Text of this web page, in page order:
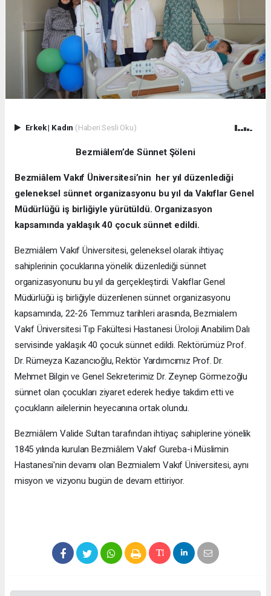
Erkek| Kadın (Haberi Sesli Oku)
Bezmiâlem’de Sünnet Şöleni
Bezmiâlem Vakıf Üniversitesi’nin her yıl düzenlediği
geleneksel sünnet organizasyonu bu yıl da Vakıflar Genel
Müdürlüğü iş birliğiyle yürütüldü. Organizasyon
kapsamında yaklaşık 40 çocuk sünnet edildi.
Bezmiâlem Vakıf Üniversitesi, geleneksel olarak ihtiyaç
sahiplerinin çocuklarına yönelik düzenlediği sünnet
organizasyonunu bu yıl da gerçekleştirdi. Vakıflar Genel
Müdürlüğü iş birliğiyle düzenlenen sünnet organizasyonu
kapsamında, 22-26 Temmuz tarihleri arasında, Bezmialem
Vakıf Üniversitesi Tıp Fakültesi Hastanesi Üroloji Anabilim Dalı
servisinde yaklaşık 40 çocuk sünnet edildi. Rektörümüz Prof.
Dr. Rümeyza Kazancıoğlu, Rektör Yardımcımız Prof. Dr.
Mehmet Bilgin ve Genel Sekreterimiz Dr. Zeynep Görmezoğlu
sünnet olan çocukları ziyaret ederek hediye takdim etti ve
çocukların ailelerinin heyecanına ortak olundu.
Bezmiâlem Valide Sultan tarafından ihtiyaç sahiplerine yönelik
1845 yılında kurulan Bezmiâlem Vakıf Gureba-i Müslimin
Hastanesi'nin devamı olan Bezmialem Vakıf Üniversitesi, aynı
misyon ve vizyonu bugün de devam ettiriyor.